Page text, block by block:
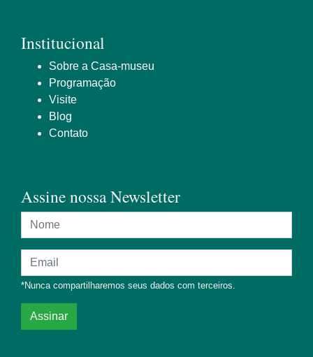
Institucional
Sobre a Casa-museu
Programação
Visite
Blog
Contato
Assine nossa Newsletter
Nome
Endereço de e-mail
*Nunca compartilharemos seus dados com terceiros.
Assinar